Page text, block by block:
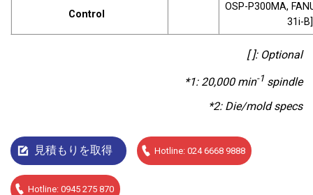
Control
OSP-P300MA,
31i-
[ ]: Optional
*1: 20,000 min-1 spindle
*2: Die/mold specs
見積もりを取得 Hotline: 024 6668 9888
Hotline: 0945 275 870